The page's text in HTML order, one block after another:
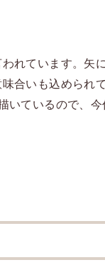
れています。矢
合いも込められ
いているので、